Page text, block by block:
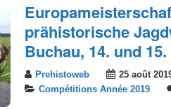
prähistorische
Buchau, 14. und
Prehistoweb
25 août
Compétitions Année 2019